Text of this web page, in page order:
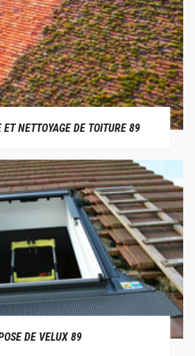
ET NETTOYAGE DE TOITURE 89
DE VELUX 89